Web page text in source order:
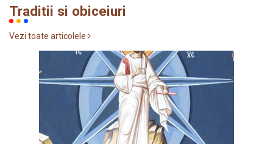
Traditii si obiceiuri
Vezi toate articolele